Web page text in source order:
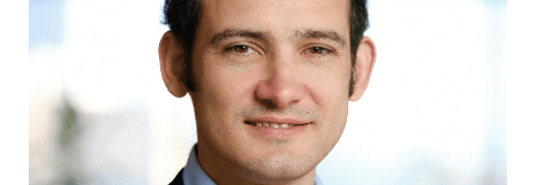
Orlin Radev ist der CEO von AMPECO und eine
anerkannte Leitfigur auf dem Gebiet der IT und
der Elektromobilität. In den vergangenen 15
Jahren hat er mehrere Unternehmen gegründet
und andere Unternehmer als Mentor betreut. Mit
seinem umfangreichen Wissen und seiner